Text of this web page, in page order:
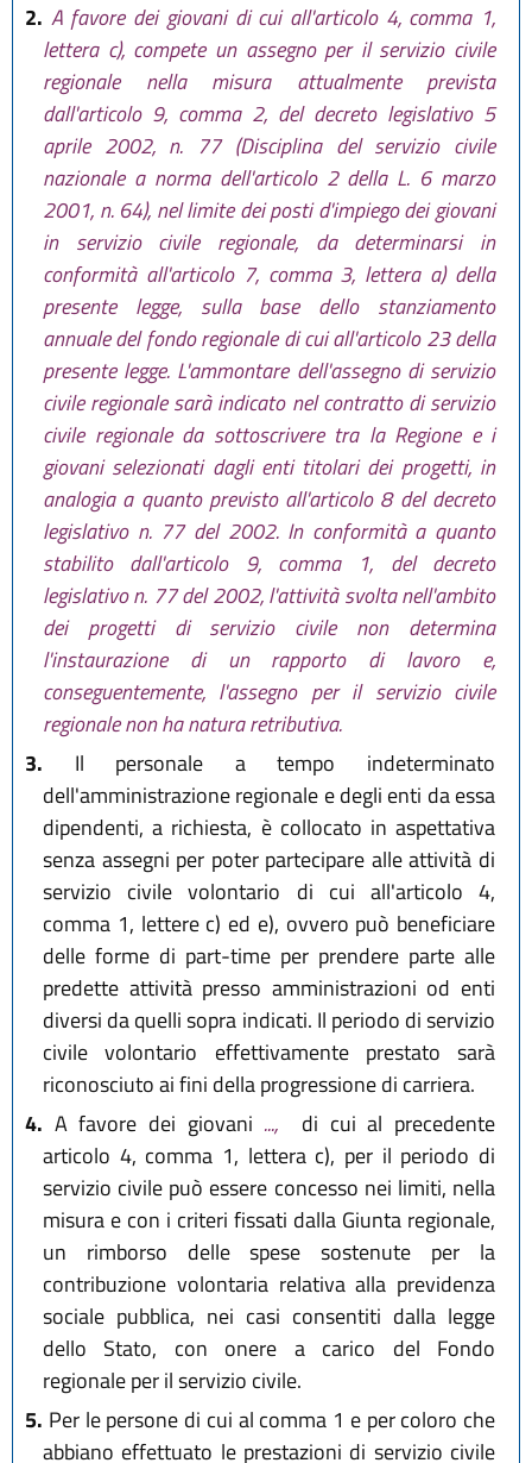
2. A favore dei giovani di cui all'articolo 4, comma 1,
lettera c), compete un assegno per il servizio civile
regionale nella misura attualmente prevista
dall'articolo 9, comma 2, del decreto legislativo 5
aprile 2002, n. 77 (Disciplina del servizio civile
nazionale a norma dell'articolo 2 della L. 6 marzo
2001, n. 64), nel limite dei posti d'impiego dei giovani
in servizio civile regionale, da determinarsi in
conformità all'articolo 7, comma 3, lettera a) della
presente legge, sulla base dello stanziamento
annuale del fondo regionale di cui all'articolo 23 della
presente legge. L'ammontare dell'assegno di servizio
civile regionale sarà indicato nel contratto di servizio
civile regionale da sottoscrivere tra la Regione e i
giovani selezionati dagli enti titolari dei progetti, in
analogia a quanto previsto all'articolo 8 del decreto
legislativo n. 77 del 2002. In conformità a quanto
stabilito dall'articolo 9, comma 1, del decreto
legislativo n. 77 del 2002, l'attività svolta nell'ambito
dei progetti di servizio civile non determina
l'instaurazione di un rapporto di lavoro e,
conseguentemente, l'assegno per il servizio civile
regionale non ha natura retributiva.
3. Il personale a tempo indeterminato
dell'amministrazione regionale e degli enti da essa
dipendenti, a richiesta, è collocato in aspettativa
senza assegni per poter partecipare alle attività di
servizio civile volontario di cui all'articolo 4,
comma 1, lettere c) ed e), ovvero può beneficiare
delle forme di part-time per prendere parte alle
predette attività presso amministrazioni od enti
diversi da quelli sopra indicati. Il periodo di servizio
civile volontario effettivamente prestato sarà
riconosciuto ai fini della progressione di carriera.
4. A favore dei giovani ...,
di cui al precedente
articolo 4, comma 1, lettera c), per il periodo di
servizio civile può essere concesso nei limiti, nella
misura e con i criteri fissati dalla Giunta regionale,
un rimborso delle spese sostenute per la
contribuzione volontaria relativa alla previdenza
sociale pubblica, nei casi consentiti dalla legge
dello Stato, con onere a carico del Fondo
regionale per il servizio civile.
5. Per le persone di cui al comma 1 e per coloro che
abbiano effettuato le prestazioni di servizio civile